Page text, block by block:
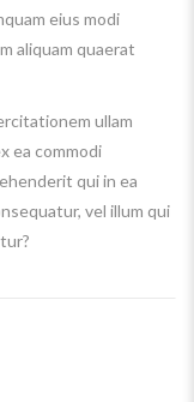
eius modi
aliquam quaerat
ullam
ea commodi
qui in ea
vel illum qui